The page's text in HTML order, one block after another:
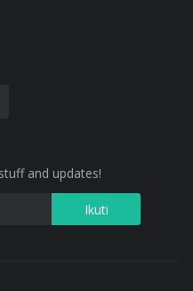
and updates!